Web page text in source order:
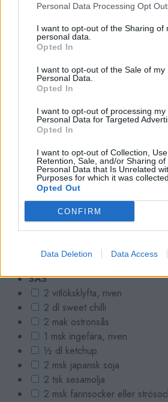
Personal Data Processing Opt
I want to opt-out of the Sharing of
personal data.
Opted In
I want to opt-out of the Sale of my
Personal Data.
Opted In
I want to opt-out of processing my
Personal Data for Targeted
Opted In
I want to opt-out of Collection, Use,
Retention, Sale, and/or Sharing of
Personal Data that Is Unrelated
Purposes for which it was collected.
Opted Out
CONFIRM
Data Deletion Data Access
1 nypa salt
100 g soltorkade tomater i olja
1 dl creme fraiche
1 msk grön pesto
2 st vitlöksklyftor
50 g riven parmesanost
2 msk olivolja
Några blad färsk basilika
1 ½ dl vetemjöl
1/2 dl majsstärkelse
2 tsk bakpulver
1 ½ msk paprikapulver
Salt & peppar
1/2 tsk chilipulver
SÅS
2 vitlöksklyfta, riven
2 dl sweet chilli
2 mak ostronsås
1 msk ingefära, riven
½ dl ketchup
2 msk japansk soja
2 tsk sesamolja
2 msk farinsocker eller